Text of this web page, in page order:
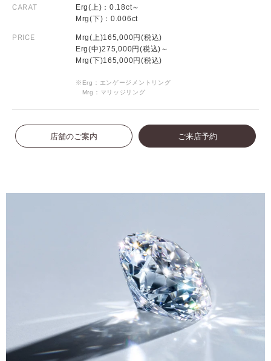
CARAT
Erg(上)：0.18ct～
Mrg(下)：0.006ct
PRICE
Mrg(上)165,000円(税込)
Erg(中)275,000円(税込)～
Mrg(下)165,000円(税込)
※Erg：エンゲージメントリング
Mrg：マリッジリング
店舗のご案内 ご来店予約